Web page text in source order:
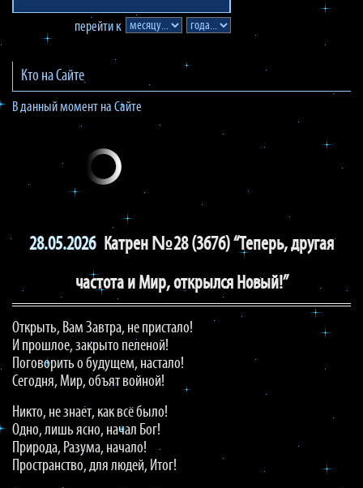
перейти к
Кто на Сайте
В данный момент на Сайте
28.05.2026 Катрен №28 (3676) “Теперь, другая
частота и Мир, открылся Новый!”
Открыть, Вам Завтра, не пристало!
И прошлое, закрыто пеленой!
Поговорить о будущем, настало!
Сегодня, Мир, объят войной!
Никто, не знает, как всё было!
Одно, лишь ясно, начал Бог!
Природа, Разума, начало!
Пространство, для людей, Итог!